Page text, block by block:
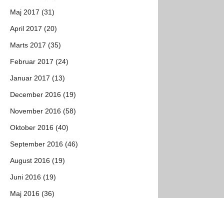
Maj 2017 (31)
April 2017 (20)
Marts 2017 (35)
Februar 2017 (24)
Januar 2017 (13)
December 2016 (19)
November 2016 (58)
Oktober 2016 (40)
September 2016 (46)
August 2016 (19)
Juni 2016 (19)
Maj 2016 (36)